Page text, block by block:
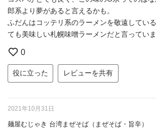
郎系より夢があると言えるかも。
ふだんはコッテリ系のラーメンを敬遠してい
ても美味しい札幌味噌ラーメンだと言っていま
0
役に立った レビューを共有
2021年10月31日
麺屋むじゃき 台湾まぜそば（まぜそば・旨辛）